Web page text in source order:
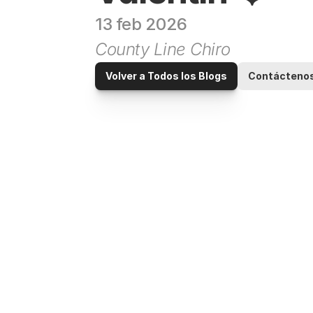
13 feb 2026
County Line Chiro
Volver a Todos los Blogs